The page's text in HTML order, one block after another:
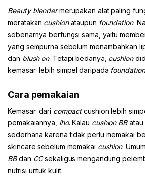
Beauty blendermerupakan alat paling
meratakan cushionataupun foundation.
sebenarnya berfungsi sama, yaitu
yang sempurna sebelum menambahkan
dan blush on. Tetapi bedanya, cushion
kemasan lebih simpel daripada foundation
Cara pemakaian
Kemasan dari compactcushion lebih
pemakaiannya, lho. Kalau cushion BBatau
sederhana karena tidak perlu memakai
skincare sebelum memakai cushion.
BBdan CCsekaligus mengandung
nutrisi untuk kulit.